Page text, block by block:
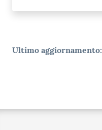
Ultimo aggiornamento: